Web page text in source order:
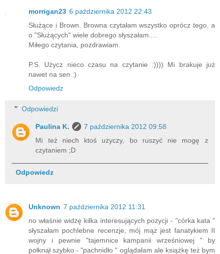
morrigan23 6 października 2012 22:43
Służące i Brown. Browna czytałam wszystko oprócz tego, a
o "Służących" wiele dobrego słyszałam....
Miłego czytania, pozdrawiam.
P.S. Użycz nieco czasu na czytanie :)))) Mi brakuje już
nawet na sen :)
Odpowiedz
Odpowiedzi
Paulina K.
7 października 2012 09:58
Mi też niech ktoś użyczy, bo ruszyć nie mogę z
czytaniem ;D
Odpowiedz
Unknown 7 października 2012 11:31
no właśnie widzę kilka interesujących pozycji - "córka kata "
słyszałam pochlebne recenzje, mój mąż jest fanatykiem II
wojny i pewnie "tajemnice kampanii wrześniowej " by
połknął szybko - "pachnidło " oglądałam ale książkę też bym